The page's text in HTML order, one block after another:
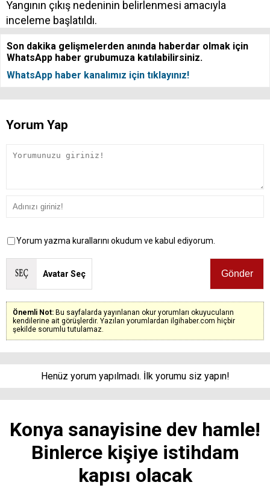
Yangının çıkış nedeninin belirlenmesi amacıyla
inceleme başlatıldı.
Son dakika gelişmelerden anında haberdar olmak için
WhatsApp haber grubumuza katılabilirsiniz.
WhatsApp haber kanalımız için tıklayınız!
Yorum Yap
Yorum yazma kurallarını okudum ve kabul ediyorum.
Avatar Seç
Önemli Not: Bu sayfalarda yayınlanan okur yorumları okuyucuların
kendilerine ait görüşlerdir. Yazılan yorumlardan ilgihaber.com hiçbir
şekilde sorumlu tutulamaz.
Henüz yorum yapılmadı. İlk yorumu siz yapın!
Konya sanayisine dev hamle!
Binlerce kişiye istihdam
kapısı olacak